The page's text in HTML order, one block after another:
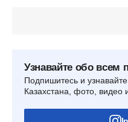
Узнавайте обо всем
Подпишитесь и
Казахстана, фото, видео